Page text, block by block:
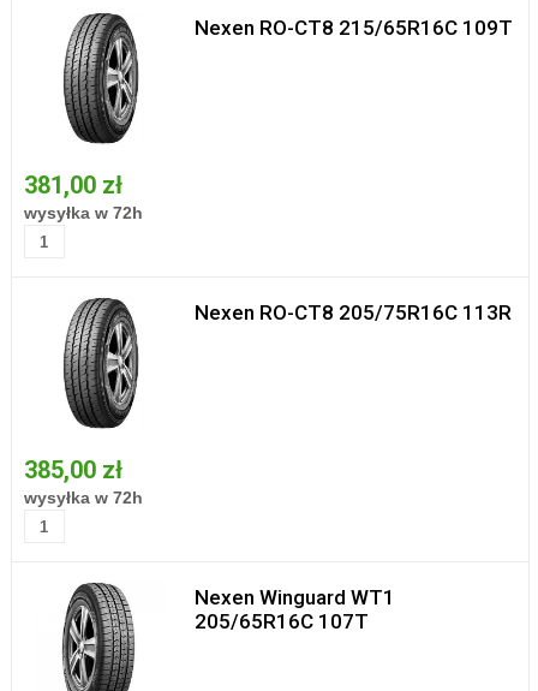
Nexen RO-CT8 215/65R16C 109T
381,00 zł
wysyłka w 72h
Nexen RO-CT8 205/75R16C 113R
385,00 zł
wysyłka w 72h
Nexen Winguard WT1
205/65R16C 107T